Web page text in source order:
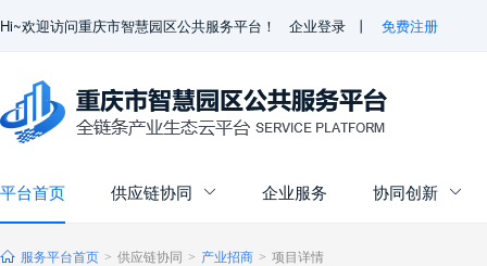
Hi~欢迎访问重庆市智慧园区公共服务平台！ 企业登录 丨 免费注册
平台首页 供应链协同  企业服务 协同创新 
服务平台首页 > 供应链协同 > 产业招商 > 项目详情